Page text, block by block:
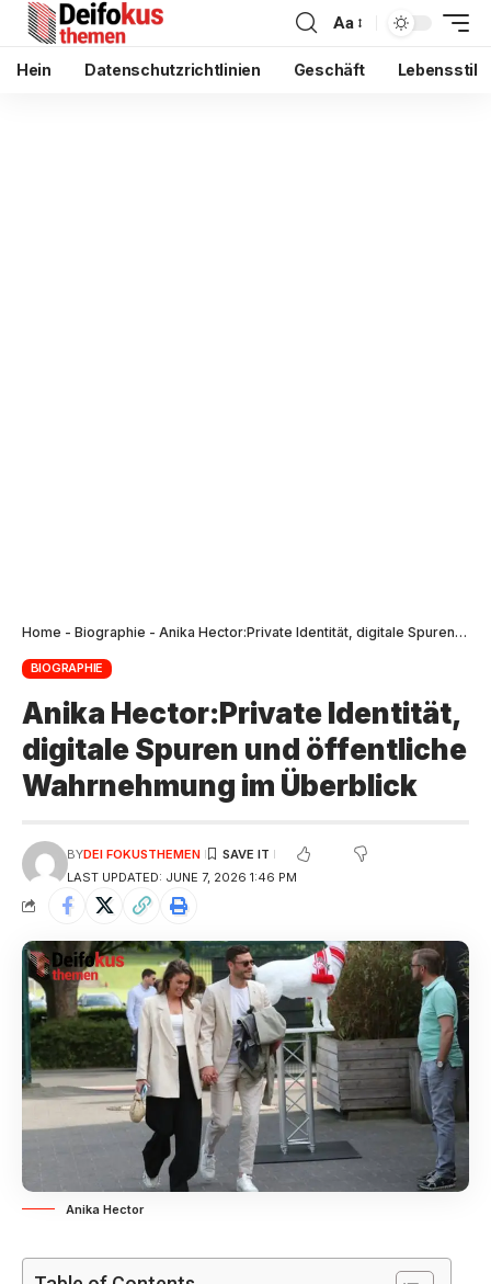
Aa
Hein Datenschutzrichtlinien Geschäft Lebensstil
Home - Biographie - Anika Hector:Private Identität, digitale Spuren und öffentliche Wahrnehmung im Überblick
BIOGRAPHIE
Anika Hector:Private Identität,
digitale Spuren und öffentliche
Wahrnehmung im Überblick
LAST UPDATED: JUNE 7, 2026 1:46 PM
BYDEI FOKUSTHEMEN
Anika Hector